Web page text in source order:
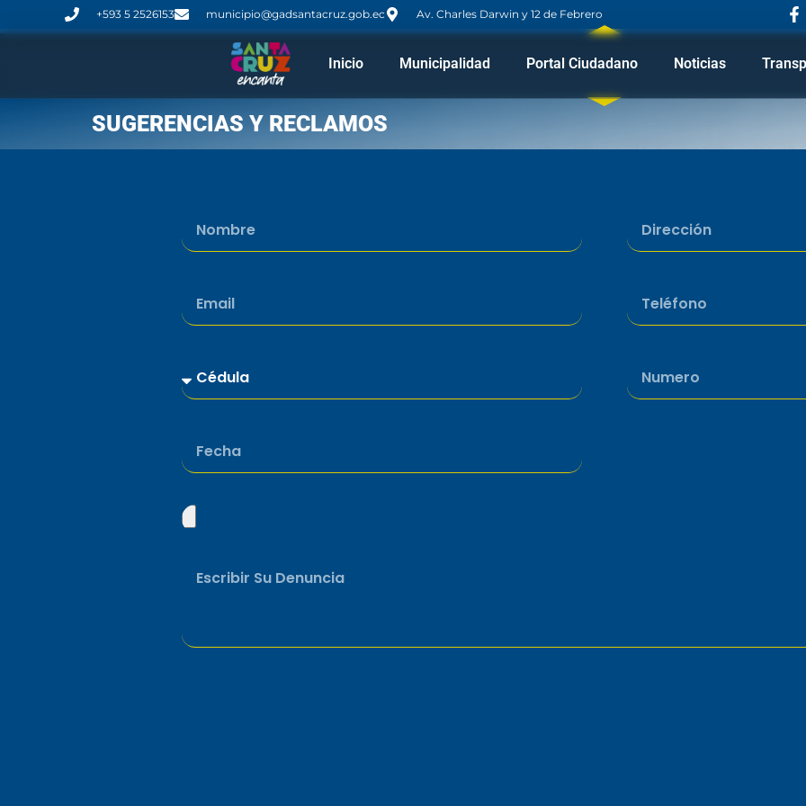
+593 5 2526153 municipio@gadsantacruz.gob.ec Av. Charles Darwin y 12 de Febrero
Inicio Municipalidad Portal Ciudadano Noticias
SUGERENCIAS Y RECLAMOS